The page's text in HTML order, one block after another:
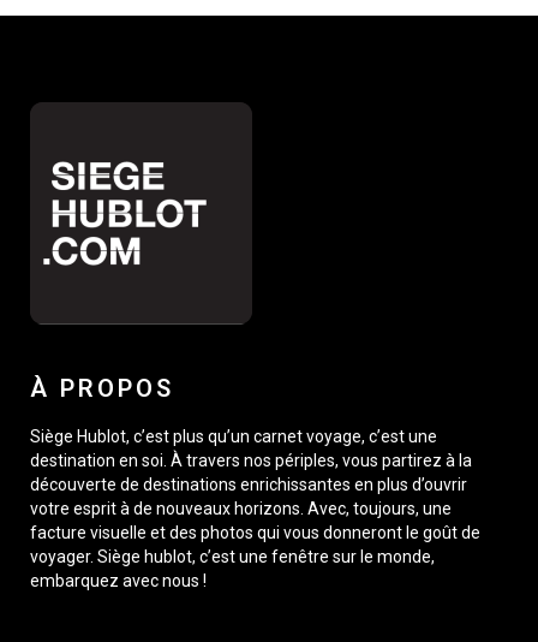
À PROPOS
Siège Hublot, c’est plus qu’un carnet voyage, c’est une
destination en soi. À travers nos périples, vous partirez à la
découverte de destinations enrichissantes en plus d’ouvrir
votre esprit à de nouveaux horizons. Avec, toujours, une
facture visuelle et des photos qui vous donneront le goût de
voyager. Siège hublot, c’est une fenêtre sur le monde,
embarquez avec nous !